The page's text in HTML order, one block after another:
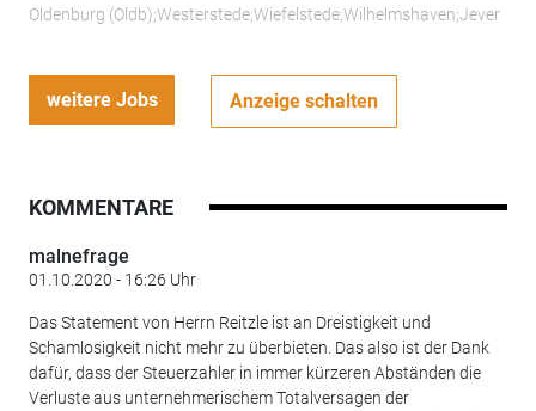
Oldenburg (Oldb);Westerstede;Wiefelstede;Wilhelmshaven;Jever
weitere Jobs Anzeige schalten
KOMMENTARE
malnefrage
01.10.2020 - 16:26 Uhr
Das Statement von Herrn Reitzle ist an Dreistigkeit und
Schamlosigkeit nicht mehr zu überbieten. Das also ist der Dank
dafür, dass der Steuerzahler in immer kürzeren Abständen die
Verluste aus unternehmerischem Totalversagen der